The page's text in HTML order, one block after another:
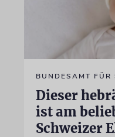
BUNDESAMT FÜR
Dieser
ist am
Schweizer